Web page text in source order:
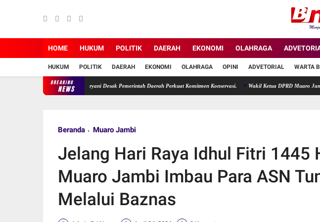
HOME HUKUM POLITIK DAERAH EKONOMI OLAHRAGA
HUKUM POLITIK DAERAH EKONOMI OLAHRAGA OPINI ADVETORIAL WARTA
BREAKING
NEWS
Terabaikan, Ade Erma Suryani Desak Pemerintah Daerah Perkuat Komitmen Konservasi. Wakil Ketua DPRD Muaro Jambi
Beranda Muaro Jambi
Jelang Hari Raya Idhul Fitri 1445
Muaro Jambi Imbau Para ASN
Melalui Baznas